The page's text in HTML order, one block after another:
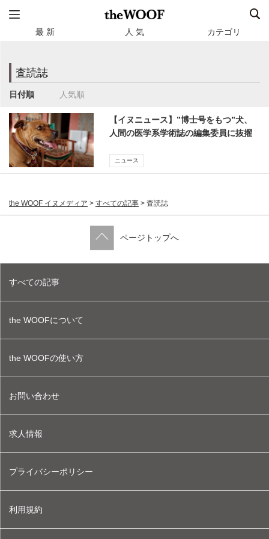
最 新 人 気 カテゴリ
査読誌
日付順 人気順
【イヌニュース】”博士号をもつ”犬、
人間の医学系学術誌の編集委員に抜擢
ニュース
the WOOF イヌメディア > すべての記事 > 査読誌
ページトップへ
すべての記事
the WOOFについて
the WOOFの使い方
お問い合わせ
求人情報
プライバシーポリシー
利用規約